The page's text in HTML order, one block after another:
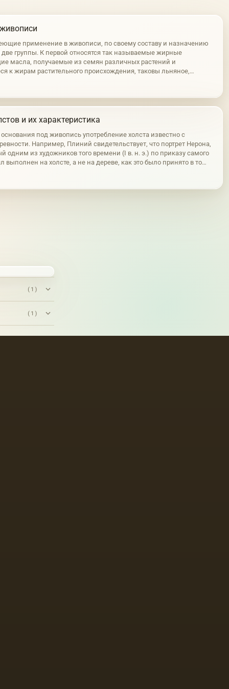
применение в живописи, по своему составу и назначению
две группы. К первой относятся так называемые жирные
масла, получаемые из семян различных растений и
к жирам растительного происхождения, таковы льняное,
и их характеристика
основания под живопись употребление холста известно с
Например, Плиний свидетельствует, что портрет Нерона,
одним из художников того времени (I в. н. э.) по приказу самого
выполнен на холсте, а не на дереве, как это было принято в то
(1)
(1)